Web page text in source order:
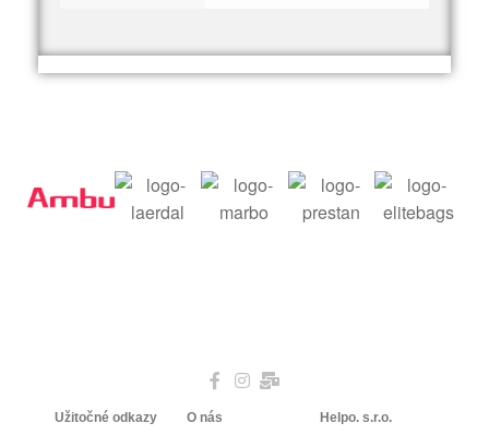
Užitočné odkazy O nás Helpo. s.r.o.